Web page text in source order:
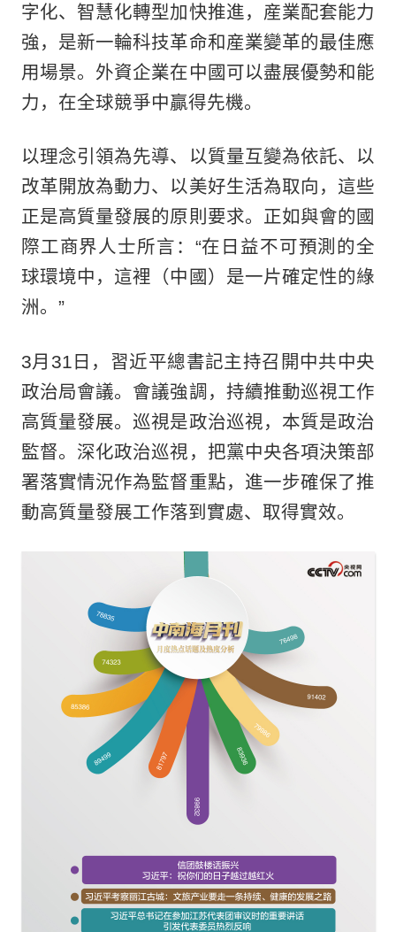
字化、智慧化轉型加快推進，産業配套能力
強，是新一輪科技革命和産業變革的最佳應
用場景。外資企業在中國可以盡展優勢和能
力，在全球競爭中贏得先機。
以理念引領為先導、以質量互變為依託、以
改革開放為動力、以美好生活為取向，這些
正是高質量發展的原則要求。正如與會的國
際工商界人士所言：“在日益不可預測的全
球環境中，這裡（中國）是一片確定性的綠
洲。”
3月31日，習近平總書記主持召開中共中央
政治局會議。會議強調，持續推動巡視工作
高質量發展。巡視是政治巡視，本質是政治
監督。深化政治巡視，把黨中央各項決策部
署落實情況作為監督重點，進一步確保了推
動高質量發展工作落到實處、取得實效。